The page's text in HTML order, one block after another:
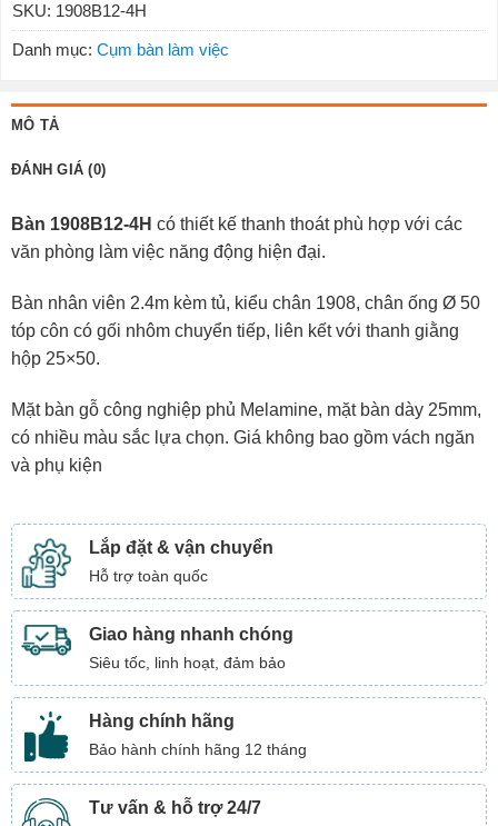
SKU: 1908B12-4H
Danh mục: Cụm bàn làm việc
MÔ TẢ
ĐÁNH GIÁ (0)
Bàn 1908B12-4H có thiết kế thanh thoát phù hợp với các
văn phòng làm việc năng động hiện đại.
Bàn nhân viên 2.4m kèm tủ, kiểu chân 1908, chân ống Ø 50
tóp côn có gối nhôm chuyển tiếp, liên kết với thanh giằng
hộp 25×50.
Mặt bàn gỗ công nghiệp phủ Melamine, mặt bàn dày 25mm,
có nhiều màu sắc lựa chọn. Giá không bao gồm vách ngăn
và phụ kiện
Lắp đặt & vận chuyển
Hỗ trợ toàn quốc
Giao hàng nhanh chóng
Siêu tốc, linh hoạt, đảm bảo
Hàng chính hãng
Bảo hành chính hãng 12 tháng
Tư vấn & hỗ trợ 24/7